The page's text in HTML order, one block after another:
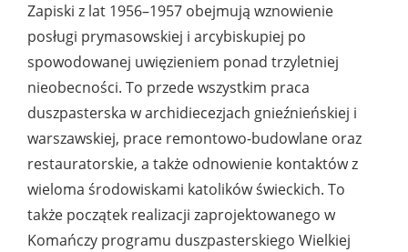
Zapiski z lat 1956–1957 obejmują wznowienie
posługi prymasowskiej i arcybiskupiej po
spowodowanej uwięzieniem ponad trzyletniej
nieobecności. To przede wszystkim praca
duszpasterska w archidiecezjach gnieźnieńskiej i
warszawskiej, prace remontowo-budowlane oraz
restauratorskie, a także odnowienie kontaktów z
wieloma środowiskami katolików świeckich. To
także początek realizacji zaprojektowanego w
Komańczy programu duszpasterskiego Wielkiej